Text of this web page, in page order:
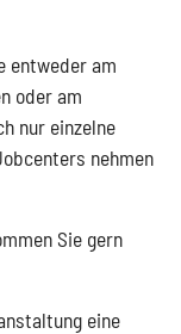
entweder am
oder am
nur einzelne
nehmen
Sie gern
eine